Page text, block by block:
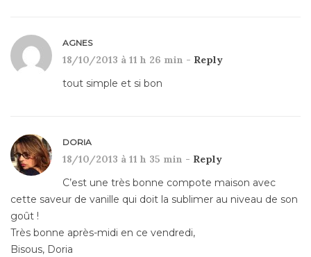
AGNES
18/10/2013 à 11 h 26 min - Reply
tout simple et si bon
DORIA
18/10/2013 à 11 h 35 min - Reply
C’est une très bonne compote maison avec
cette saveur de vanille qui doit la sublimer au niveau de son
goût !
Très bonne après-midi en ce vendredi,
Bisous, Doria